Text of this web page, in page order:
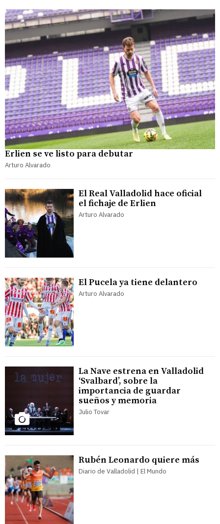
Erlien se ve listo para debutar
Arturo Alvarado
El Real Valladolid hace oficial
el fichaje de Erlien
Arturo Alvarado
El Pucela ya tiene delantero
Arturo Alvarado
La Nave estrena en Valladolid
‘Svalbard’, sobre la
importancia de guardar
sueños y memoria
Julio Tovar
Rubén Leonardo quiere más
Diario de Valladolid | El Mundo